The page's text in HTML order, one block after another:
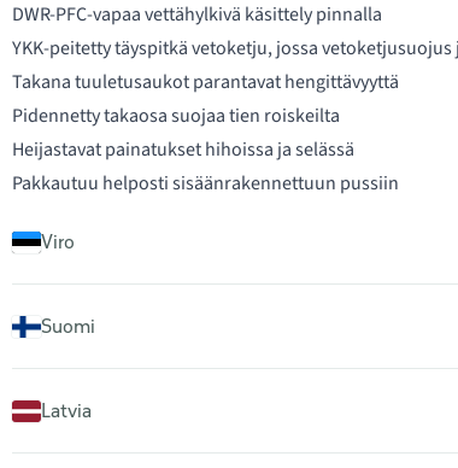
DWR-PFC-vapaa vettähylkivä käsittely pinnalla
YKK-peitetty täyspitkä vetoketju, jossa
Takana tuuletusaukot parantavat hengittävyyttä
Pidennetty takaosa suojaa tien roiskeilta
Heijastavat painatukset hihoissa ja selässä
Pakkautuu helposti sisäänrakennettuun pussiin
Viro
Suomi
Latvia